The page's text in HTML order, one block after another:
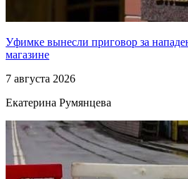
Уфимке вынесли приговор за
магазине
7 августа 2026
Екатерина Румянцева